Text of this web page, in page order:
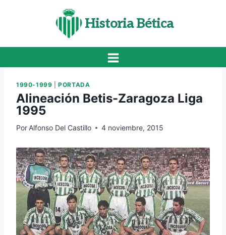
Historia Bética
1990-1999 |PORTADA
Alineación Betis-Zaragoza Liga
1995
Por Alfonso Del Castillo 4 noviembre, 2015